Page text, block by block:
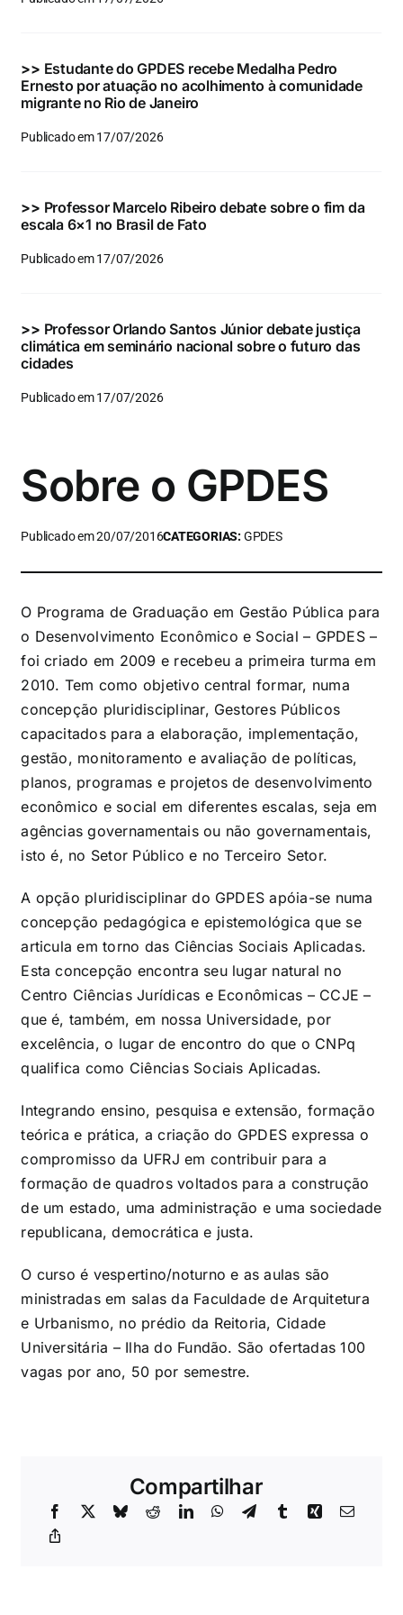
Eventos e Certificados
Buscar
para:
>> Estudante do GPDES recebe Medalha Pedro
Ernesto por atuação no acolhimento à comunidade
migrante no Rio de Janeiro
Publicado em 17/07/2026
>> Professor Marcelo Ribeiro debate sobre o fim da
escala 6×1 no Brasil de Fato
Publicado em 17/07/2026
>> Professor Orlando Santos Júnior debate justiça
climática em seminário nacional sobre o futuro das
cidades
Publicado em 17/07/2026
Sobre o GPDES
Publicado em 20/07/2016CATEGORIAS:GPDES
O Programa de Graduação em Gestão Pública para
o Desenvolvimento Econômico e Social – GPDES –
foi criado em 2009 e recebeu a primeira turma em
2010. Tem como objetivo central formar, numa
concepção pluridisciplinar, Gestores Públicos
capacitados para a elaboração, implementação,
gestão, monitoramento e avaliação de políticas,
planos, programas e projetos de desenvolvimento
econômico e social em diferentes escalas, seja em
agências governamentais ou não governamentais,
isto é, no Setor Público e no Terceiro Setor.
A opção pluridisciplinar do GPDES apóia-se numa
concepção pedagógica e epistemológica que se
articula em torno das Ciências Sociais Aplicadas.
Esta concepção encontra seu lugar natural no
Centro Ciências Jurídicas e Econômicas – CCJE –
que é, também, em nossa Universidade, por
excelência, o lugar de encontro do que o CNPq
qualifica como Ciências Sociais Aplicadas.
Integrando ensino, pesquisa e extensão, formação
teórica e prática, a criação do GPDES expressa o
compromisso da UFRJ em contribuir para a
formação de quadros voltados para a construção
de um estado, uma administração e uma sociedade
republicana, democrática e justa.
O curso é vespertino/noturno e as aulas são
ministradas em salas da Faculdade de Arquitetura
e Urbanismo, no prédio da Reitoria, Cidade
Universitária – Ilha do Fundão. São ofertadas 100
vagas por ano, 50 por semestre.
Compartilhar